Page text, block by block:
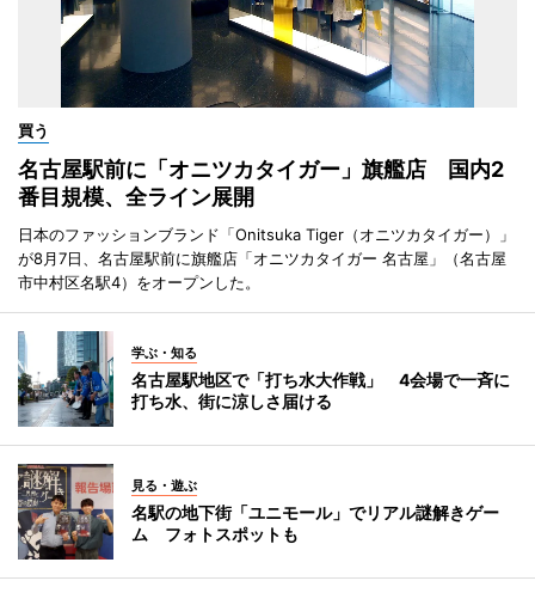
買う
名古屋駅前に「オニツカタイガー」旗艦店 国内2
番目規模、全ライン展開
日本のファッションブランド「Onitsuka Tiger（オニツカタイガー）」
が8月7日、名古屋駅前に旗艦店「オニツカタイガー 名古屋」（名古屋
市中村区名駅4）をオープンした。
学ぶ・知る
名古屋駅地区で「打ち水大作戦」 4会場で一斉に
打ち水、街に涼しさ届ける
見る・遊ぶ
名駅の地下街「ユニモール」でリアル謎解きゲー
ム フォトスポットも